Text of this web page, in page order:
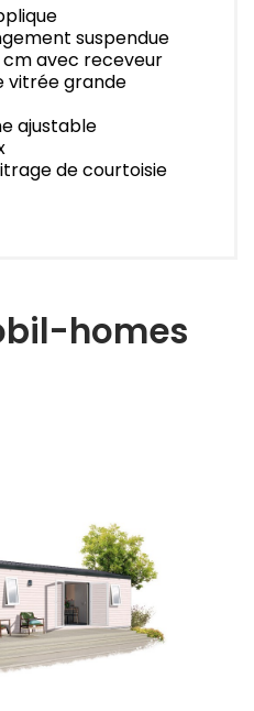
suspendue
cm avec receveur
grande
ajustable
de courtoisie
homes